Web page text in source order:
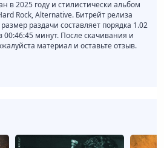
в 2025 году и стилистически альбом
Rock, Alternative. Битрейт релиза
раздачи составляет порядка 1.02
00:46:45 минут. После скачивания и
материал и оставьте отзыв.